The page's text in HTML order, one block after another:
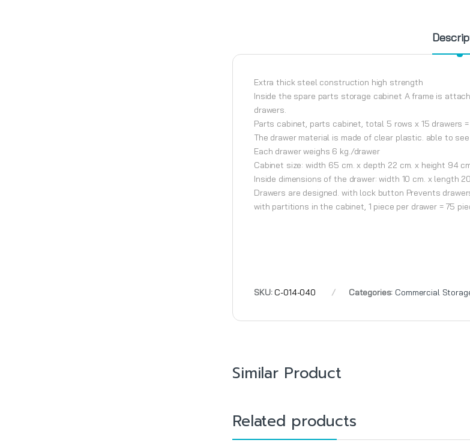
Extra thick steel construction high strength
Inside the spare parts storage cabinet A frame is
drawers.
Parts cabinet, parts cabinet, total 5 rows x 15 drawers
The drawer material is made of clear plastic. able to
Each drawer weighs 6 kg./drawer
Cabinet size: width 65 cm. x depth 22 cm. x height 94
Inside dimensions of the drawer: width 10 cm. x length
Drawers are designed. with lock button Prevents
with partitions in the cabinet, 1 piece per drawer = 75
SKU:C-014-040 Categories: Commercial
Similar Product
Related products